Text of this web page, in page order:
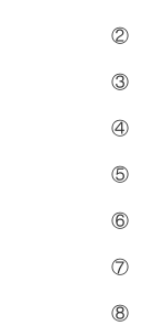
②
③
④
⑤
⑥
⑦
⑧